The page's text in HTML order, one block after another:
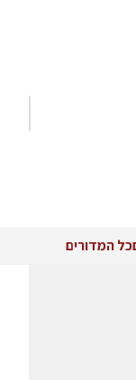
כל המדורים